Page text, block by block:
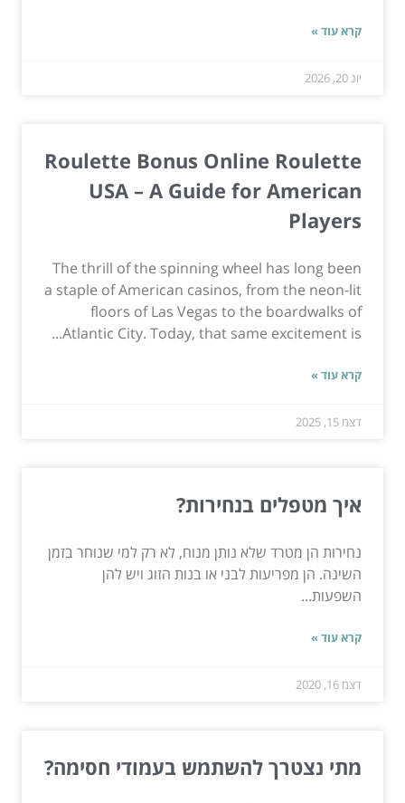
קרא עוד »
יונ 20, 2026
Roulette Bonus Online Roulette
USA – A Guide for American
Players
The thrill of the spinning wheel has long been
a staple of American casinos, from the neon-lit
floors of Las Vegas to the boardwalks of
Atlantic City. Today, that same excitement is...
קרא עוד »
דצמ 15, 2025
איך מטפלים בנחירות?
נחירות הן מטרד שלא נותן מנוח, לא רק למי שנוחר בזמן
השינה. הן מפריעות לבני או בנות הזוג ויש להן
השפעות...
קרא עוד »
דצמ 16, 2020
מתי נצטרך להשתמש בעמודי חסימה?